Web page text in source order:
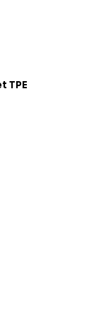
TPE